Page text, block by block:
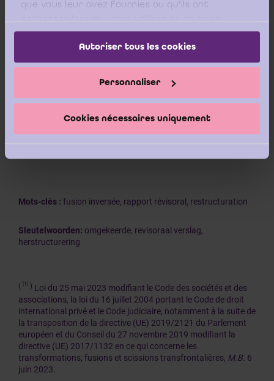
que vous leur avez fournies ou qu'ils ont
services.
Autoriser tous les cookies
Personnaliser
Cookies nécessaires uniquement
société coopérative européenne».
rapport sur l’apport en nature ne sera pas obligatoire.
Mots-clés : fusion inversée, rapport révisoral, restructuration
Sleutelwoorden: omgekeerde, revisoraal verslag,
herstructurering
( ) Loi du 25 mai 2023 modifiant le Code des sociétés et des
associations, la loi du 16 juillet 2004 portant le Code de droit
international privé et le Code judiciaire, notamment à la suite de
la transposition de la directive (UE) 2019/2121 du Parlement
européen et du Conseil du 27 novembre 2019 modifiant la
directive (UE) 2017/1132 en ce qui concerne les
transformations, fusions et scissions transfrontalières, M.B. 6
juin 2023.